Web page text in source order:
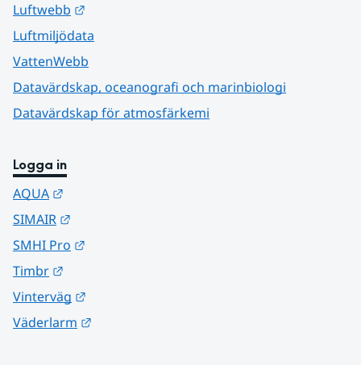
Luftwebb
Luftmiljödata
VattenWebb
Datavärdskap, oceanografi och marinbiologi
Datavärdskap för atmosfärkemi
Logga in
AQUA
SIMAIR
SMHI Pro
Timbr
Vinterväg
Väderlarm